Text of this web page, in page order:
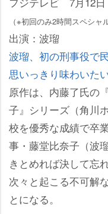
（※初回のみ2時間スペシャ
出演：波瑠
波瑠、初の刑事役で
思いっきり味わいたい
原作は、内藤了氏の
子』シリーズ（角川
校を優秀な成績で卒
事・藤堂比奈子（波
きとめれば決して忘
次々と起こる不可解
とになる。